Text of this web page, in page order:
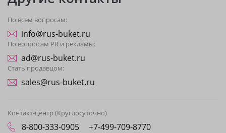
По всем вопросам:
info@rus-buket.ru
По вопросам PR и рекламы:
ad@rus-buket.ru
Стать продавцом:
sales@rus-buket.ru
Контакт-центр (Круглосуточно)
8-800-333-0905 +7-499-709-8770